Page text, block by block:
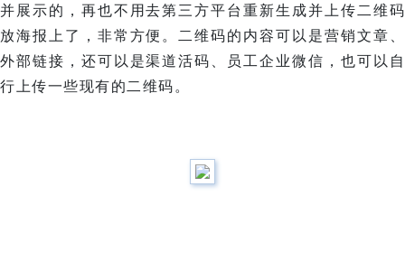
并展示的，再也不用去第三方平台重新生成并上传二维码
放海报上了，非常方便。二维码的内容可以是营销文章、
外部链接，还可以是渠道活码、员工企业微信，也可以自
行上传一些现有的二维码。